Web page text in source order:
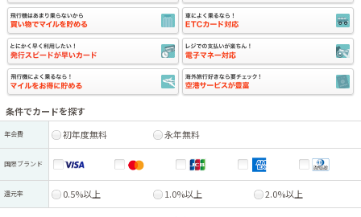
条件でカードを探す
年会費 初年度無料 永年無料
国際ブランド
還元率 0.5%以上 1.0%以上 2.0%以上